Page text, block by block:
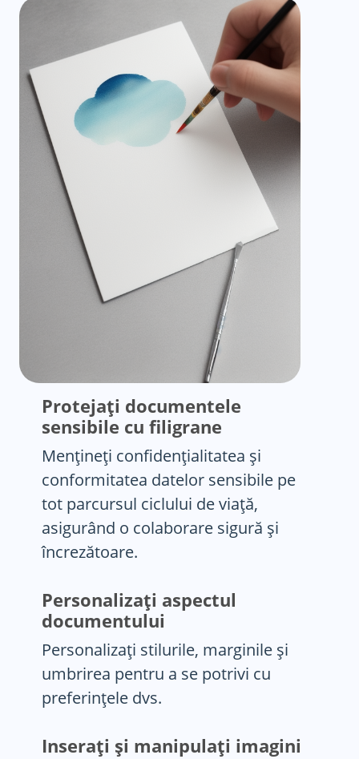
Protejați documentele
sensibile cu filigrane
Mențineți confidențialitatea și
conformitatea datelor sensibile pe
tot parcursul ciclului de viață,
asigurând o colaborare sigură și
încrezătoare.
Personalizați aspectul
documentului
Personalizați stilurile, marginile și
umbrirea pentru a se potrivi cu
preferințele dvs.
Inserați și manipulați imagini